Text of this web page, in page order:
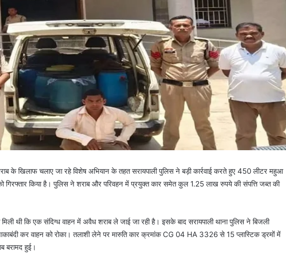
के खिलाफ चलाए जा रहे विशेष अभियान के तहत सरायपाली पुलिस ने बड़ी कार्रवाई करते हुए 450 लीटर महुआ
गिरफ्तार किया है। पुलिस ने शराब और परिवहन में प्रयुक्त कार समेत कुल 1.25 लाख रुपये की संपत्ति जब्त की
थी कि एक संदिग्ध वाहन में अवैध शराब ले जाई जा रही है। इसके बाद सरायपाली थाना पुलिस ने बिजली
नाकाबंदी कर वाहन को रोका। तलाशी लेने पर मारुति कार क्रमांक CG 04 HA 3326 से 15 प्लास्टिक ड्रमों में
बरामद हुई।